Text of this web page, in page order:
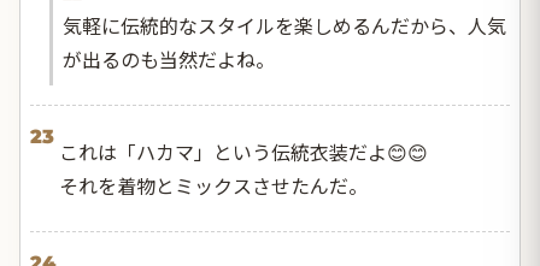
気軽に伝統的なスタイルを楽しめるんだから、人気
が出るのも当然だよね。
23
これは「ハカマ」という伝統衣装だよ😊😊
それを着物とミックスさせたんだ。